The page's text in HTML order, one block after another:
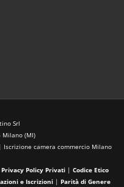
Srl
Milano (MI)
Iscrizione camera commercio Milano
Privacy Policy Privati | Codice Etico
e Iscrizioni | Parità di Genere